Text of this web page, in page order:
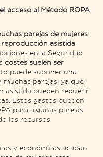
acceso al Método ROPA
parejas de mujeres
asistida
en la Seguridad
costes suelen ser
puede suponer una
parejas, ya que
asistida pueden requerir
Estos gastos pueden
para algunas parejas
los recursos
y económicas acaban